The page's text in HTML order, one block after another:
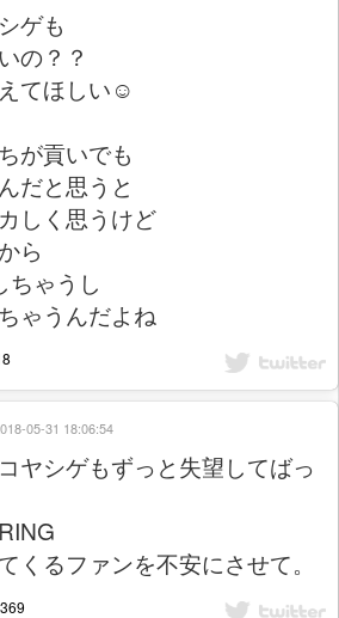
ゲも
の？？
てほしい☺️
が貢いでも
だと思うと
しく思うけど
ら
ちゃうし
ゃうんだよね
ヤシゲもずっと失望してばっ
くるファンを不安にさせて。
05-31 18:06:54